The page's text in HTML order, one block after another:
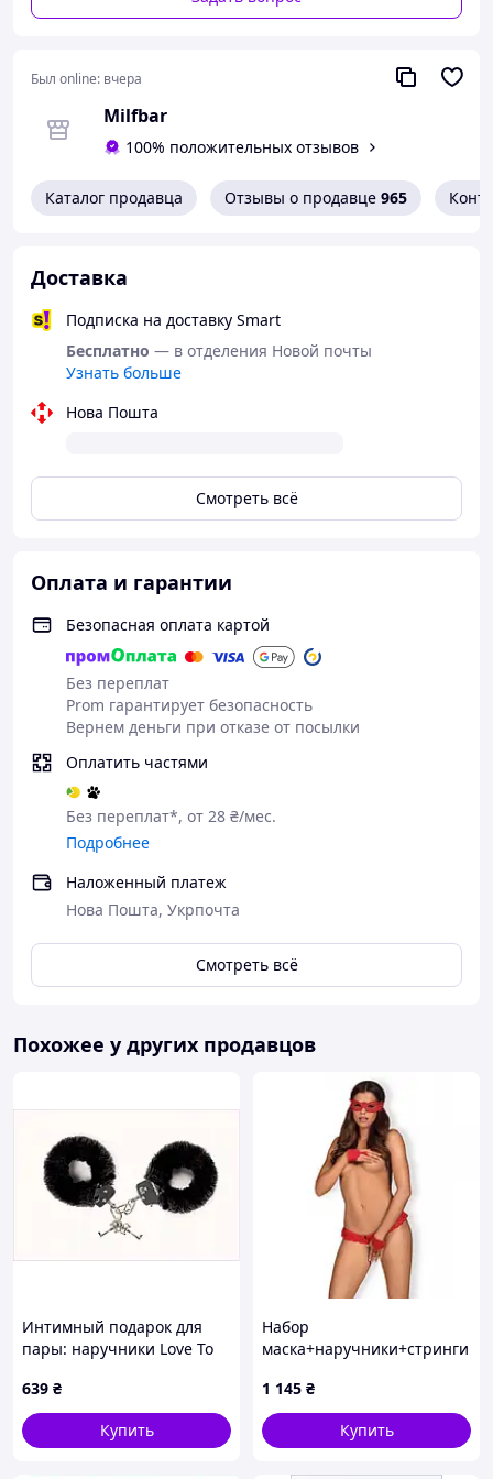
горизонты наслаждения!
Материал: искусственная кожа, медицинский
Длина ремешка: регулируемая от 40 см до 57 см
Диаметр шарика: 4 см
Был online: вчера
Milfbar
100% положительных отзывов
Каталог продавца Отзывы о продавце 965
Доставка
Подписка на доставку Smart
Бесплатно — в отделения Новой почты
Узнать больше
Нова Пошта
Смотреть всё
Оплата и гарантии
Безопасная оплата картой
Без переплат
Prom гарантирует безопасность
Вернем деньги при отказе от посылки
Оплатить частями
Без переплат*, от 28 ₴/мес.
Подробнее
Наложенный платеж
Нова Пошта, Укрпочта
Смотреть всё
Похожее у других продавцов
Интимный подарок для
пары: наручники Love To
639 ₴
Купить
Набор
маска+наручники+стринги
red S/M Sexual Fantasy
1 145 ₴
Купить